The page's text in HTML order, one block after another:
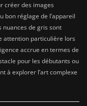
créer des images
bon réglage de l’appareil
nuances de gris sont
attention particulière lors
accrue en termes de
pour les débutants ou
à explorer l’art complexe